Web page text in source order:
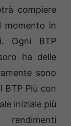
compiere
momento in
Ogni BTP
ha delle
sono
BTP Più con
iniziale più